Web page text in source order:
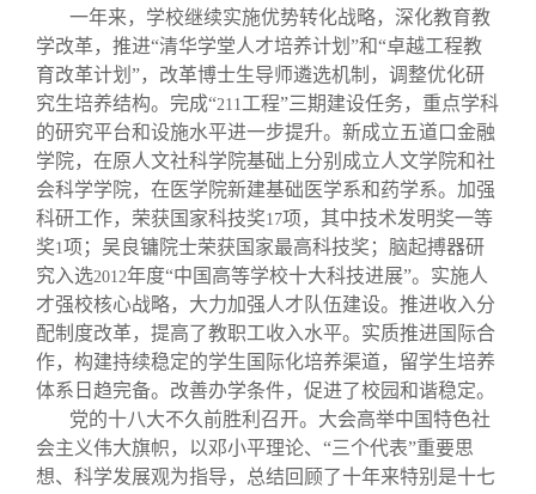
一年来，学校继续实施优势转化战略，深化教育教
学改革，推进“清华学堂人才培养计划”和“卓越工程教
育改革计划”，改革博士生导师遴选机制，调整优化研
究生培养结构。完成“211工程”三期建设任务，重点学科
的研究平台和设施水平进一步提升。新成立五道口金融
学院，在原人文社科学院基础上分别成立人文学院和社
会科学学院，在医学院新建基础医学系和药学系。加强
科研工作，荣获国家科技奖17项，其中技术发明奖一等
奖1项；吴良镛院士荣获国家最高科技奖；脑起搏器研
究入选2012年度“中国高等学校十大科技进展”。实施人
才强校核心战略，大力加强人才队伍建设。推进收入分
配制度改革，提高了教职工收入水平。实质推进国际合
作，构建持续稳定的学生国际化培养渠道，留学生培养
体系日趋完备。改善办学条件，促进了校园和谐稳定。
党的十八大不久前胜利召开。大会高举中国特色社
会主义伟大旗帜，以邓小平理论、“三个代表”重要思
想、科学发展观为指导，总结回顾了十年来特别是十七